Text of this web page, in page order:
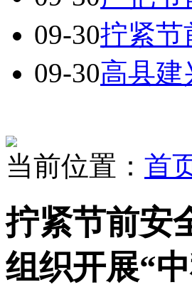
09-30拧紧节
09-30高县建
当前位置： 首
拧紧节前安
组织开展“